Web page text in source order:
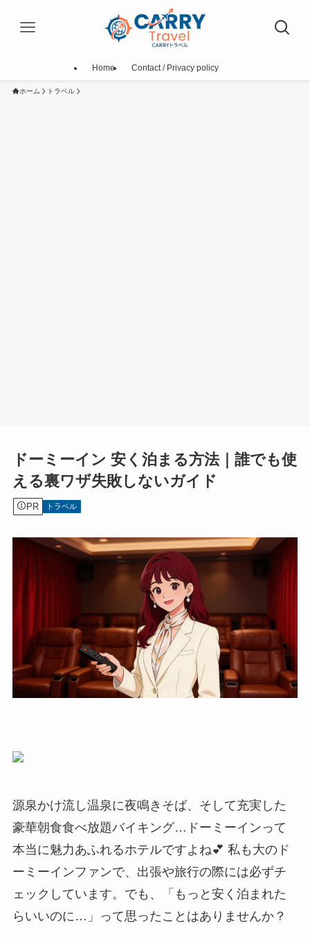
Home Contact / Privacy policy
ホーム トラベル
ドーミーイン 安く泊まる方法｜誰でも使
える裏ワザ失敗しないガイド
PR トラベル
源泉かけ流し温泉に夜鳴きそば、そして充実した
豪華朝食食べ放題バイキング…ドーミーインって
本当に魅力あふれるホテルですよね💕 私も大のド
ーミーインファンで、出張や旅行の際には必ずチ
ェックしています。でも、「もっと安く泊まれた
らいいのに…」って思ったことはありませんか？